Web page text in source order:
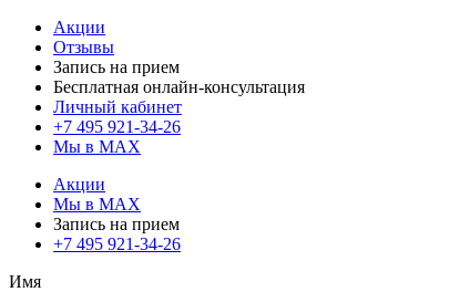
Акции
Отзывы
Запись на прием
Бесплатная онлайн-консультация
Личный кабинет
+7 495 921-34-26
Мы в MAX
Акции
Мы в MAX
Запись на прием
+7 495 921-34-26
Имя